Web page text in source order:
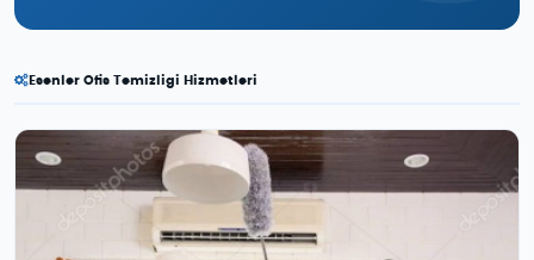
Esenler Ofis Temizligi Hizmetleri